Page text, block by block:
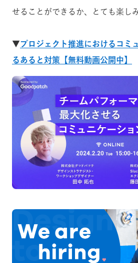
せることができるか、とても楽し
▼プロジェクト推進におけるコミ
るあると対策【無料動画公開中】